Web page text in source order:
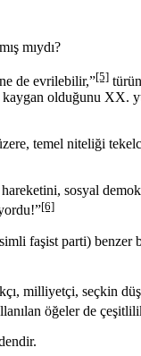
mıydı?
de evrilebilir,”[5]
kaygan olduğunu XX.
temel niteliği
sosyal
[6]
faşist parti) benzer
milliyetçi, seçkin
öğeler de